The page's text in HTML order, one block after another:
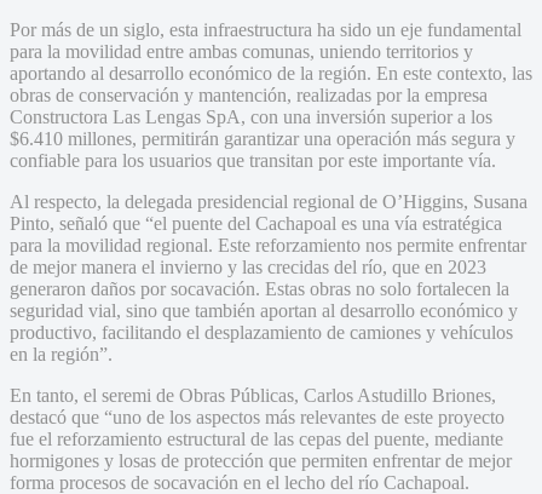
Por más de un siglo, esta infraestructura ha sido un eje fundamental
para la movilidad entre ambas comunas, uniendo territorios y
aportando al desarrollo económico de la región. En este contexto, las
obras de conservación y mantención, realizadas por la empresa
Constructora Las Lengas SpA, con una inversión superior a los
$6.410 millones, permitirán garantizar una operación más segura y
confiable para los usuarios que transitan por este importante vía.
Al respecto, la delegada presidencial regional de O’Higgins, Susana
Pinto, señaló que “el puente del Cachapoal es una vía estratégica
para la movilidad regional. Este reforzamiento nos permite enfrentar
de mejor manera el invierno y las crecidas del río, que en 2023
generaron daños por socavación. Estas obras no solo fortalecen la
seguridad vial, sino que también aportan al desarrollo económico y
productivo, facilitando el desplazamiento de camiones y vehículos
en la región”.
En tanto, el seremi de Obras Públicas, Carlos Astudillo Briones,
destacó que “uno de los aspectos más relevantes de este proyecto
fue el reforzamiento estructural de las cepas del puente, mediante
hormigones y losas de protección que permiten enfrentar de mejor
forma procesos de socavación en el lecho del río Cachapoal.